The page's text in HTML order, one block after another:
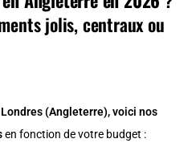
jolis, centraux ou
(Angleterre), voici nos
en fonction de votre budget :